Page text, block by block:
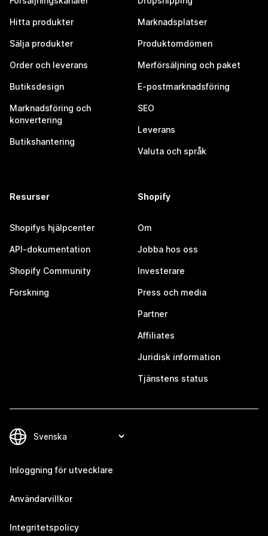
Hitta produkter
Sälja produkter
Order och leverans
Butiksdesign
Marknadsföring och
konvertering
Butikshantering
Marknadsplatser
Produktomdömen
Merförsäljning och paket
E-postmarknadsföring
SEO
Leverans
Valuta och språk
Resurser
Shopifys hjälpcenter
API-dokumentation
Shopify Community
Forskning
Shopify
Om
Jobba hos oss
Investerare
Press och media
Partner
Affiliates
Juridisk information
Tjänstens status
Inloggning för utvecklare
Användarvillkor
Integritetspolicy